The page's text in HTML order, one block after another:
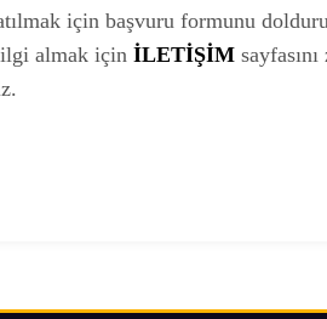
için başvuru formunu
almak için İLETİŞİM